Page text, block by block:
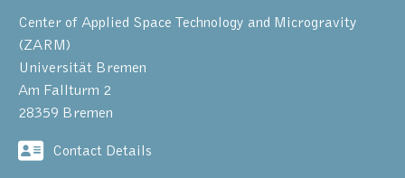
Center of Applied Space Technology and Microgravity
(ZARM)
Universität Bremen
Am Fallturm 2
28359 Bremen
Contact Details